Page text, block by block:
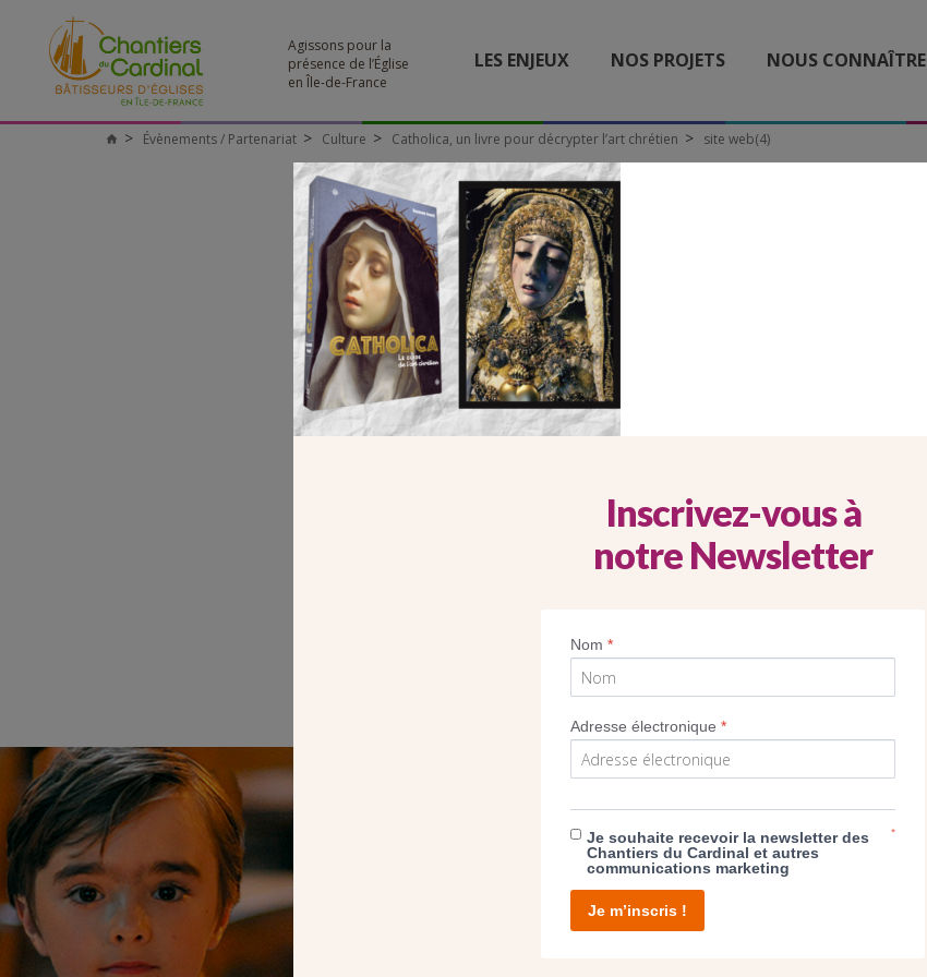
Agissons pour la
présence de l’Église
en Île-de-France
LES ENJEUX NOS PROJETS NOUS CONNAÎTRE
Chantiers
Évènements / Partenariat Culture Catholica, un livre pour décrypter l’art chrétien site web(4)
SITE WEB(4)
NOUS PERMET D’AGIR
Inscrivez-vous à
notre Newsletter
Nom*
Adresse électronique*
Je souhaite recevoir la newsletter des
Chantiers du Cardinal et autres
communications marketing
*
Je m’inscris !